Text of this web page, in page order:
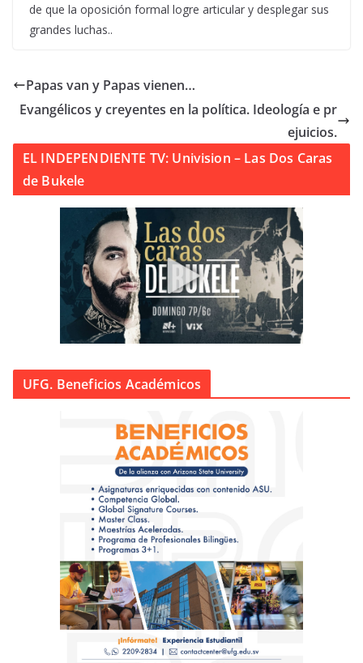
de que la oposición formal logre articular y desplegar sus
grandes luchas..
Papas van y Papas vienen…
Evangélicos y creyentes en la política. Ideología e pr
ejuicios.
EL INDEPENDIENTE TV: Univision – Las Dos Caras
de Bukele
UFG. Beneficios Académicos